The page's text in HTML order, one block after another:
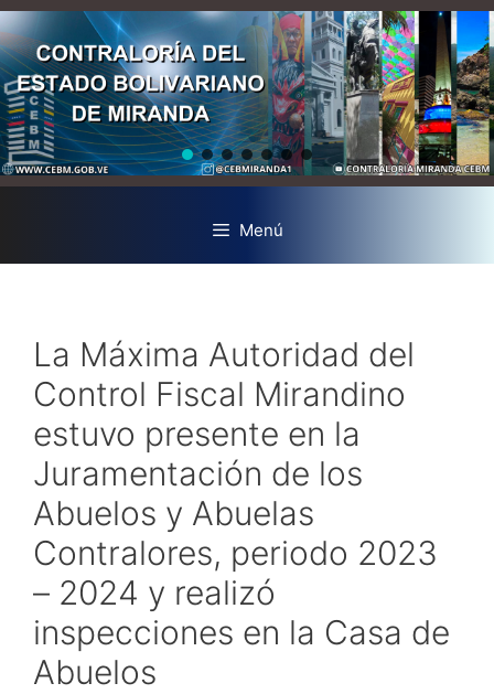
Menú
La Máxima Autoridad del
Control Fiscal Mirandino
estuvo presente en la
Juramentación de los
Abuelos y Abuelas
Contralores, periodo 2023
– 2024 y realizó
inspecciones en la Casa de
Abuelos